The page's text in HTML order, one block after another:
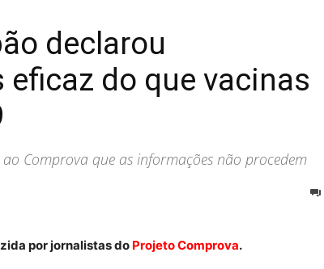
declarou
do que vacinas
Comprova que as informações não procedem
por jornalistas do Projeto Comprova.